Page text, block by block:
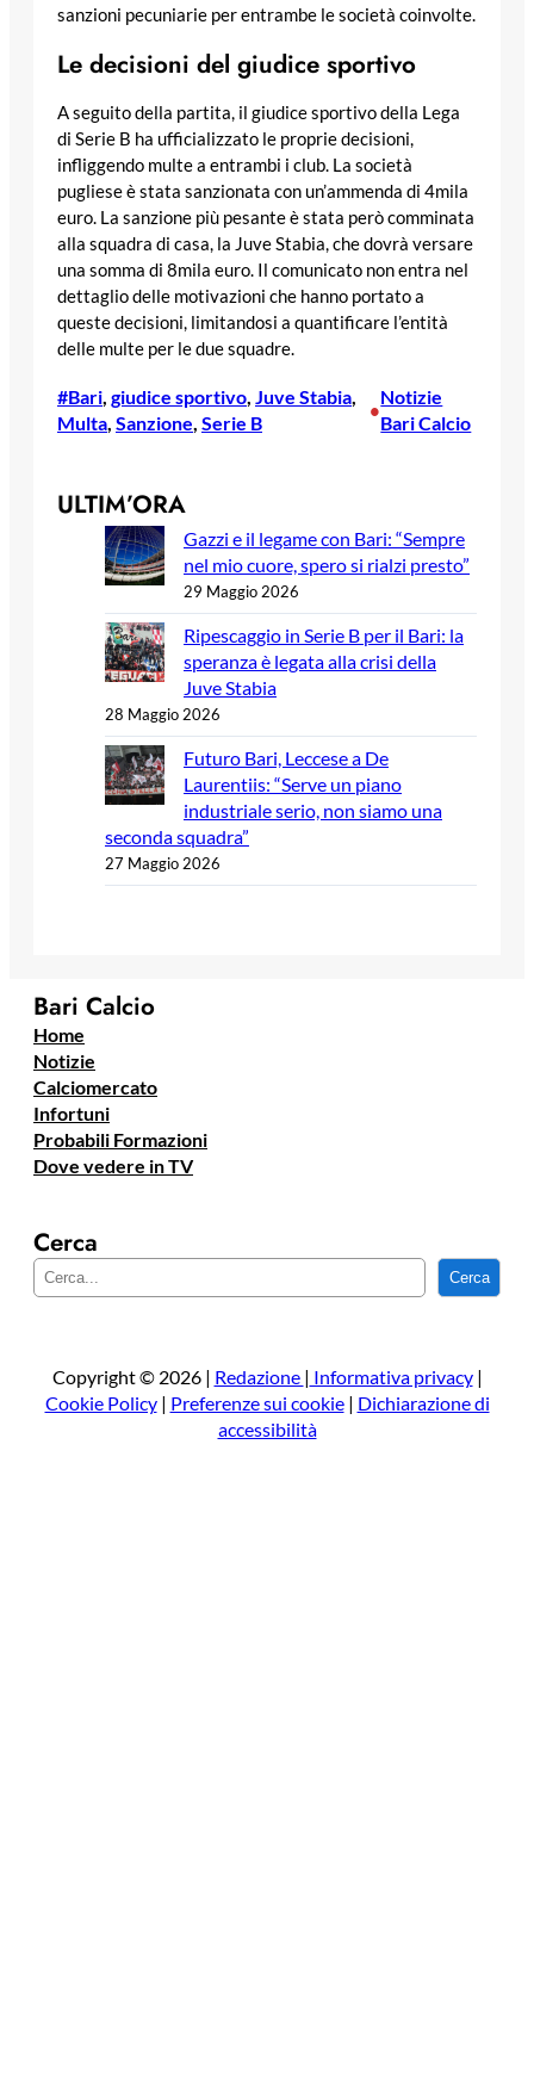
sanzioni pecuniarie per entrambe le società coinvolte.
Le decisioni del giudice sportivo
A seguito della partita, il giudice sportivo della Lega
di Serie B ha ufficializzato le proprie decisioni,
infliggendo multe a entrambi i club. La società
pugliese è stata sanzionata con un’ammenda di 4mila
euro. La sanzione più pesante è stata però comminata
alla squadra di casa, la Juve Stabia, che dovrà versare
una somma di 8mila euro. Il comunicato non entra nel
dettaglio delle motivazioni che hanno portato a
queste decisioni, limitandosi a quantificare l’entità
delle multe per le due squadre.
#Bari, giudice sportivo, Juve Stabia
Multa, Sanzione, Serie B
•
Notizie
Bari Calcio
ULTIM’ORA
Gazzi e il legame con Bari: “Sempre
nel mio cuore, spero si rialzi presto”
29 Maggio 2026
Ripescaggio in Serie B per il Bari: la
speranza è legata alla crisi della
Juve Stabia
28 Maggio 2026
Futuro Bari, Leccese a De
Laurentiis: “Serve un piano
industriale serio, non siamo una
seconda squadra”
27 Maggio 2026
Bari Calcio
Home
Notizie
Calciomercato
Infortuni
Probabili Formazioni
Dove vedere in TV
Cerca
e
a
Cerca
Copyright © 2026 | Redazione | Informativa privacy|
Cookie Policy| Preferenze sui cookie| Dichiarazione di
accessibilità